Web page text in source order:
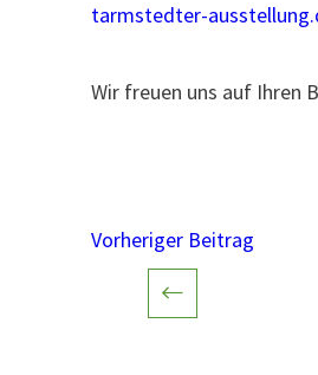
tarmstedter-
Wir freuen uns auf Ihren
Vorheriger Beitrag